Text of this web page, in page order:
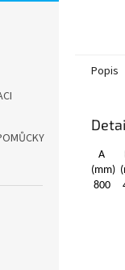
Popis
A
(mm)
800